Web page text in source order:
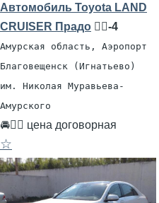
Автомобиль Toyota LAND
CRUISER Прадо 🧍‍♂️-4
Амурская область, Аэропорт
Благовещенск (Игнатьево)
им. Николая Муравьева-
Амурского
🚘👨‍✈ цена договорная
☆